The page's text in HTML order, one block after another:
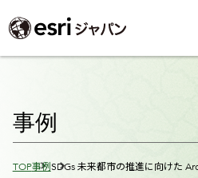
事例
Breadcrumbs
TOP事例SDGs 未来都市の推進に向けた